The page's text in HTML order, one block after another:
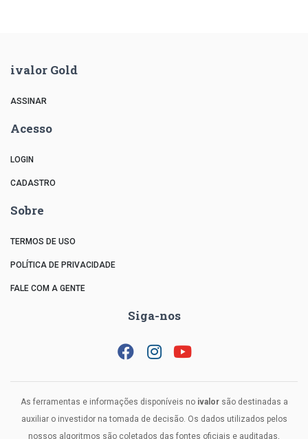
ivalor Gold
ASSINAR
Acesso
LOGIN
CADASTRO
Sobre
TERMOS DE USO
POLÍTICA DE PRIVACIDADE
FALE COM A GENTE
Siga-nos
As ferramentas e informações disponíveis no ivalorsão destinadas a
auxiliar o investidor na tomada de decisão. Os dados utilizados pelos
nossos algoritmos são coletados das fontes oficiais e auditadas,